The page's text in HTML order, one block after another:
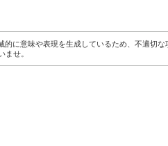
的に意味や表現を生成しているため、不適切な
ませ。